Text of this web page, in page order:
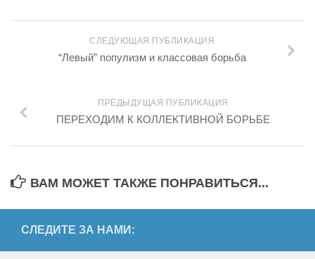
СЛЕДУЮЩАЯ ПУБЛИКАЦИЯ
“Левый” популизм и классовая борьба
ПРЕДЫДУЩАЯ ПУБЛИКАЦИЯ
ПЕРЕХОДИМ К КОЛЛЕКТИВНОЙ БОРЬБЕ
ВАМ МОЖЕТ ТАКЖЕ ПОНРАВИТЬСЯ...
СЛЕДИТЕ ЗА НАМИ: